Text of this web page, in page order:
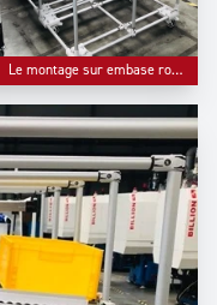
Le montage sur embase roulette apporte un renforcement de la structure en plus de la mobilité, une option hautement recommandée.